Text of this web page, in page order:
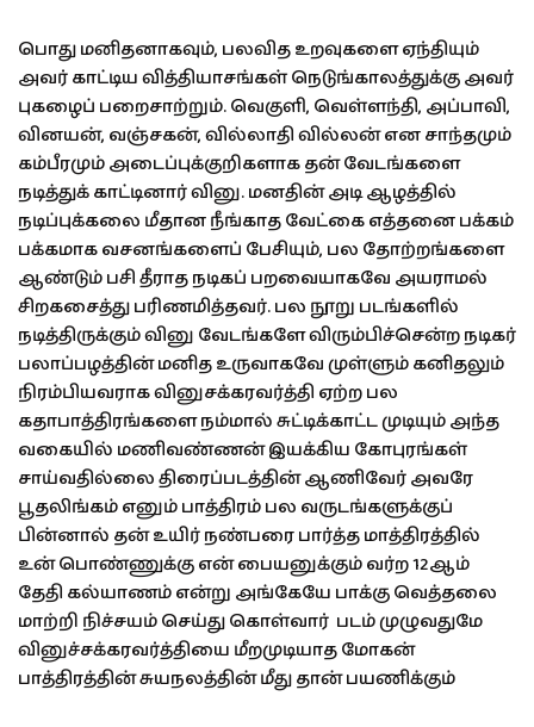
பொது மனிதனாகவும், பலவித உறவுகளை ஏந்தியும்
அவர் காட்டிய வித்தியாசங்கள் நெடுங்காலத்துக்கு அவர்
புகழைப் பறைசாற்றும். வெகுளி, வெள்ளந்தி, அப்பாவி,
வினயன், வஞ்சகன், வில்லாதி வில்லன் என சாந்தமும்
கம்பீரமும் அடைப்புக்குறிகளாக தன் வேடங்களை
நடித்துக் காட்டினார் வினு. மனதின் அடி ஆழத்தில்
நடிப்புக்கலை மீதான நீங்காத வேட்கை எத்தனை பக்கம்
பக்கமாக வசனங்களைப் பேசியும், பல தோற்றங்களை
ஆண்டும் பசி தீராத நடிகப் பறவையாகவே அயராமல்
சிறகசைத்து பரிணமித்தவர். பல நூறு படங்களில்
நடித்திருக்கும் வினு வேடங்களே விரும்பிச்சென்ற நடிகர்
பலாப்பழத்தின் மனித உருவாகவே முள்ளும் கனிதலும்
நிரம்பியவராக வினுசக்கரவர்த்தி ஏற்ற பல
கதாபாத்திரங்களை நம்மால் சுட்டிக்காட்ட முடியும் அந்த
வகையில் மணிவண்ணன் இயக்கிய கோபுரங்கள்
சாய்வதில்லை திரைப்படத்தின் ஆணிவேர் அவரே
பூதலிங்கம் எனும் பாத்திரம் பல வருடங்களுக்குப்
பின்னால் தன் உயிர் நண்பரை பார்த்த மாத்திரத்தில்
உன் பொண்ணுக்கு என் பையனுக்கும் வர்ற 12ஆம்
தேதி கல்யாணம் என்று அங்கேயே பாக்கு வெத்தலை
மாற்றி நிச்சயம் செய்து கொள்வார் படம் முழுவதுமே
வினுச்சக்கரவர்த்தியை மீறமுடியாத மோகன்
பாத்திரத்தின் சுயநலத்தின் மீது தான் பயணிக்கும்